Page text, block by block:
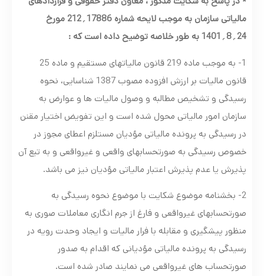
مالیاتی سازمان به موجب لایحه شماره 17886
؍
212 مورخ
24؍8؍ 1401 به طور خلاصه توضیح داده است که :
1- به موجب ماده 219 قانون مالیاتهای مستقیم و ماده 25
قانون مالیات بر ارزش افزوده مصوب 1387 شناسایی، نحوه
رسیدگی و تشخیص مطالبه و وصول مالیات ها و عوارض به
سازمان امور مالیاتی محول شده است و این تفویض اختیار مقنن
در رسیدگی به پرونده مالیاتی مؤدیان مستلزم اعطای مجوز در
خصوص رسیدگی به صورتحسابهای واقعی و غیرواقعی و به تبع آن
پذیرش یا عدم پذیرش اعتبار مالیاتی مؤدیان نیز می باشد.
2- بخشنامه موضوع شکایت با موضوع نحوه رسیدگی به
صورتحسابهای غیرواقعی و فارغ از جرم انگاری معاملات صوری به
منظور پیشگیری و مقابله با فرار مالیات و ایجاد وحدت رویه در
رسیدگی به پرونده مالیاتی مؤدیانی که اقدام به صدور
صورتحساب های غیرواقعی می نمایند صادر شده است.